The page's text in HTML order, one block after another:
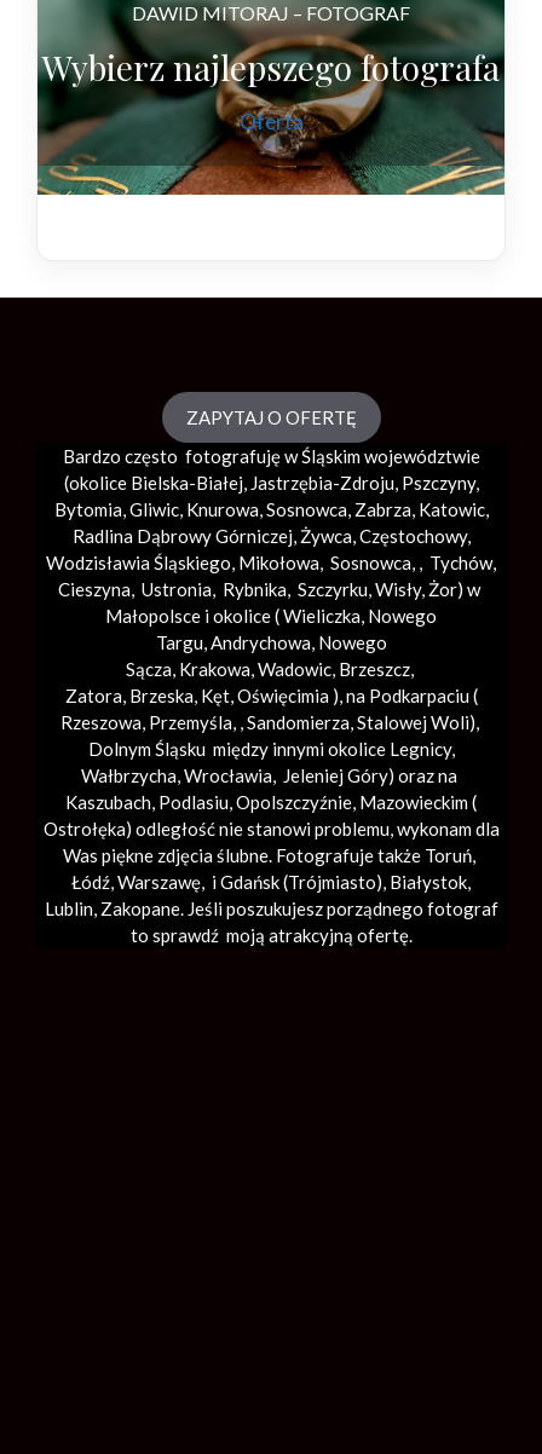
DAWID MITORAJ – FOTOGRAF
Wybierz najlepszego fotografa
Oferta
ZAPYTAJ O OFERTĘ
Bardzo często fotografuję w Śląskim województwie
(okolice Bielska-Białej, Jastrzębia-Zdroju, Pszczyny,
Bytomia, Gliwic, Knurowa, Sosnowca, Zabrza, Katowic,
Radlina Dąbrowy Górniczej, Żywca, Częstochowy,
Wodzisławia Śląskiego, Mikołowa, Sosnowca, , Tychów,
Cieszyna, Ustronia, Rybnika, Szczyrku, Wisły, Żor) w
Małopolsce i okolice (Wieliczka, Nowego
Targu,Andrychowa, Nowego
Sącza, Krakowa,Wadowic, Brzeszcz,
Zatora, Brzeska, Kęt,Oświęcimia), na Podkarpaciu (
Rzeszowa, Przemyśla, ,Sandomierza,Stalowej Woli),
Dolnym Śląsku między innymi okolice Legnicy,
Wałbrzycha,Wrocławia, Jeleniej Góry) oraz na
Kaszubach, Podlasiu, Opolszczyźnie, Mazowieckim (
Ostrołęka) odległość nie stanowi problemu, wykonam dla
Was piękne zdjęcia ślubne. Fotografuje także Toruń,
Łódź,Warszawę, i Gdańsk (Trójmiasto), Białystok,
Lublin, Zakopane. Jeśli poszukujesz porządnego fotograf
to sprawdź moją atrakcyjną ofertę.